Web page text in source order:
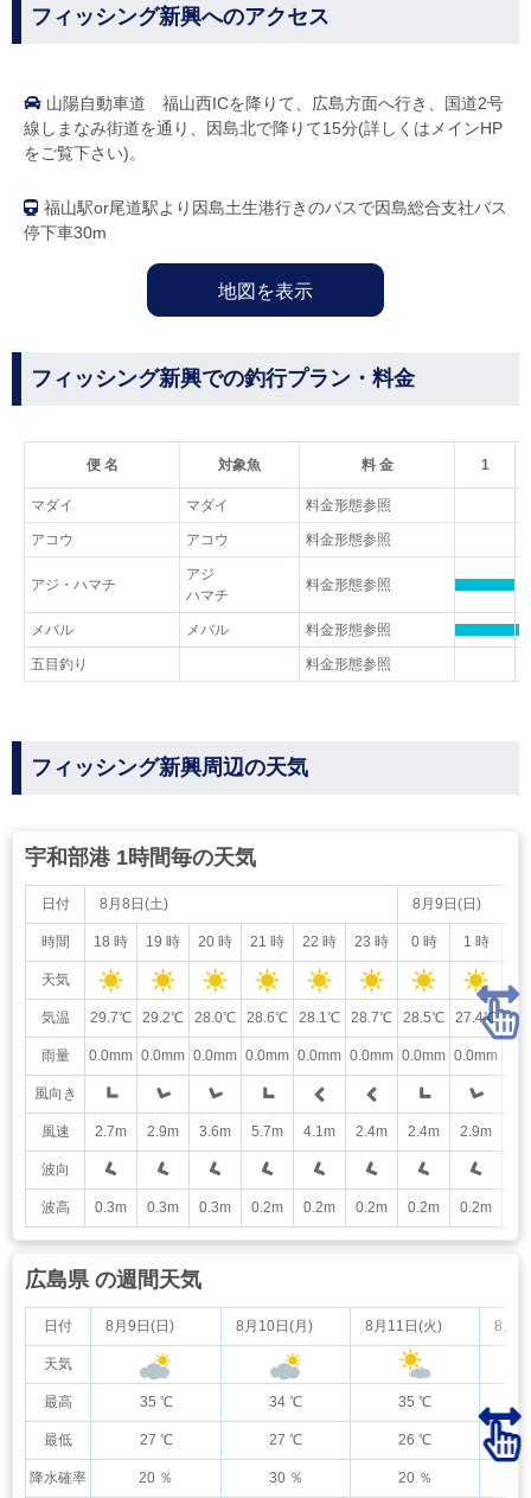
フィッシング新興へのアクセス
山陽自動車道 福山西ICを降りて、広島方面へ行き、国道2号
線しまなみ街道を通り、因島北で降りて15分(詳しくはメインHP
をご覧下さい)。
福山駅or尾道駅より因島土生港行きのバスで因島総合支社バス
停下車30m
地図を表示
フィッシング新興での釣行プラン・料金
便 名 対象魚 料 金 1
マダイ マダイ 料金形態参照
アコウ アコウ 料金形態参照
アジ・ハマチ
アジ
ハマチ
料金形態参照
メバル メバル 料金形態参照
五目釣り 料金形態参照
フィッシング新興周辺の天気
宇和部港 1時間毎の天気
日付
時間
天気
気温
雨量
風向き
風速
波向
波高
8月8日(土) 8月9日(日)
18 時 19 時 20 時 21 時 22 時 23 時 0 時 1 時
29.7℃ 29.2℃ 28.0℃ 28.6℃ 28.1℃ 28.7℃ 28.5℃ 27.4℃
0.0mm 0.0mm 0.0mm 0.0mm 0.0mm 0.0mm 0.0mm 0.0mm
2.7m 2.9m 3.6m 5.7m 4.1m 2.4m 2.4m 2.9m
0.3m 0.3m 0.3m 0.2m 0.2m 0.2m 0.2m 0.2m
広島県 の週間天気
日付
天気
最高
最低
降水確率
8月9日(日) 8月10日(月) 8月11日(火) 8月
35 ℃ 34 ℃ 35 ℃
27 ℃ 27 ℃ 26 ℃
20 ％ 30 ％ 20 ％